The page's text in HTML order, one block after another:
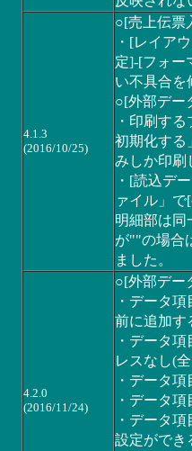
4.1.3
(2016/10/25)
○[売上伝票
・[レイア
定]-[フォー
い不具合を
○[外部デー
・印刷す
初期化する
みしか印刷
・[読込デ
ァイル」
明細部は同
が""の場合
ました。
4.2.0
(2016/11/24)
○[外部デー
・データ
前に追加す
・データ
レスなし(
・データ
・データ
・データ
設定ができ